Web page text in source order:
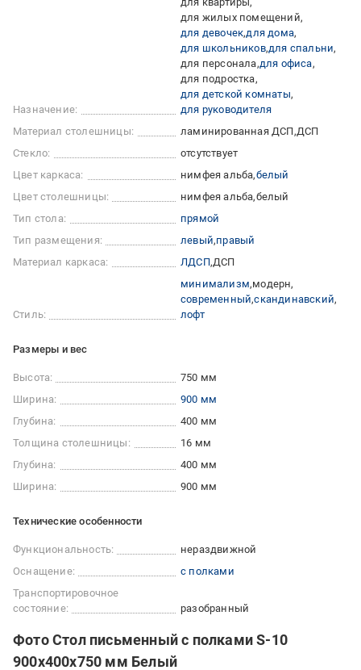
Назначение:
для жилых помещений
для девочек для дома
для школьников для спальни
для персонала для офиса
для подростка
для детской комнаты
для руководителя
Материал столешницы:
ламинированная ДСП ДСП
Стекло:
отсутствует
Цвет каркаса:
нимфея альба белый
Цвет столешницы:
нимфея альба белый
Тип стола:
прямой
Тип размещения:
левый правый
Материал каркаса:
ЛДСП ДСП
Стиль:
минимализм модерн
современный скандинавский
лофт
Размеры и вес
Высота:
750 мм
Ширина:
900 мм
Глубина:
400 мм
Толщина столешницы:
16 мм
Глубина:
400 мм
Ширина:
900 мм
Технические особенности
Функциональность:
нераздвижной
Оснащение:
с полками
Транспортировочное
состояние:
разобранный
Фото Стол письменный с полками S-10
900х400х750 мм Белый